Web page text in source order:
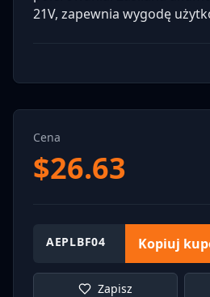
21V, zapewnia wygodę
Cena
$26.63
AEPLBF04 Kopiuj
Zapisz